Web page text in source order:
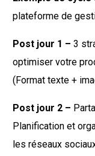
plateforme de
Post jour 1 – 3
optimiser votre
(Format texte +
Post jour 2 –
Planification et
les réseaux